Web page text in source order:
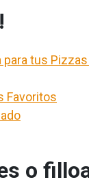
tus
Favoritos
o